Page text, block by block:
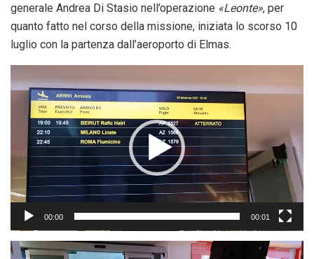
generale Andrea Di Stasio nell’operazione «Leonte», per
quanto fatto nel corso della missione, iniziata lo scorso 10
luglio con la partenza dall’aeroporto di Elmas.
Player
00:00 00:01
Video